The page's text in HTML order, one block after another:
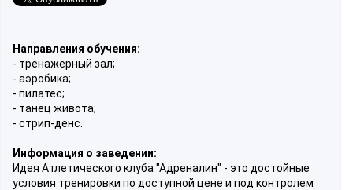
Направления обучения:
- тренажерный зал;
- аэробика;
- пилатес;
- танец живота;
- стрип-денс.
Информация о заведении:
Идея Атлетического клуба "Адреналин" - это достойные
условия тренировки по доступной цене и под контролем